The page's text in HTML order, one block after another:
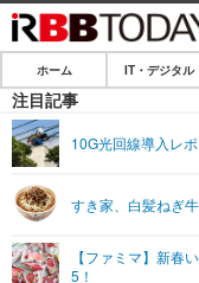
ホーム
IT・デジタル
ショッピング
ホーム IT・デジタル
注目記事
10G光回線導入レポ
すき家、白髪ねぎ
【ファミマ】新春
5！